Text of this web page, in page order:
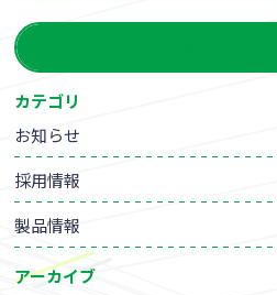
カテゴリ
お知らせ
採用情報
製品情報
アーカイブ